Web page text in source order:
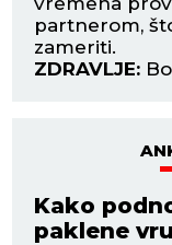
partnerom,
zameriti.
ZDRAVLJE:
Kako
paklene